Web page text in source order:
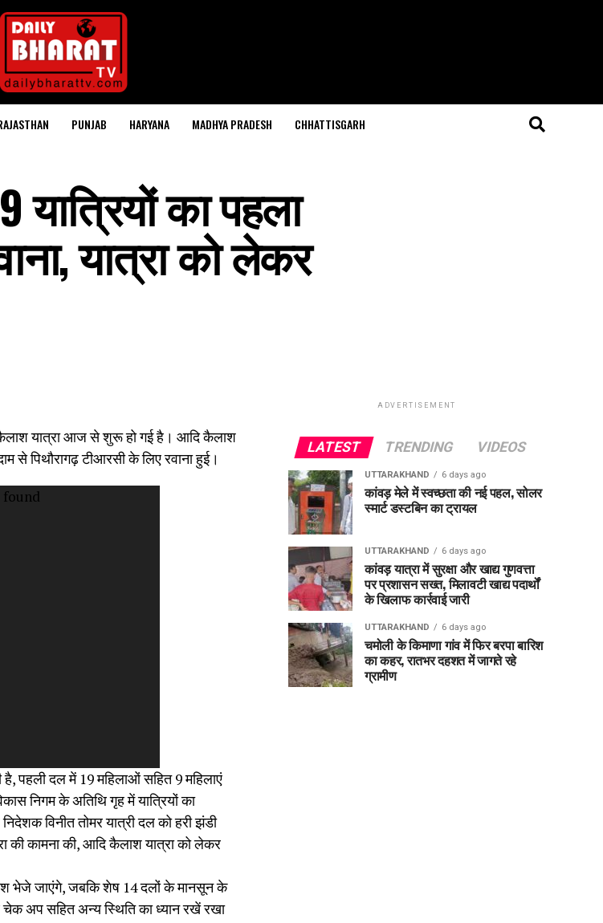
PUNJAB HARYANA MADHYA PRADESH CHHATTISGARH
का पहला
यात्रा को लेकर
यात्रा आज से शुरू हो गई है। आदि कैलाश
से पिथौरागढ़ टीआरसी के लिए रवाना हुई।
पहली दल में 19 महिलाओं सहित 9 महिलाएं
निगम के अतिथि गृह में यात्रियों का
विनीत तोमर यात्री दल को हरी झंडी
की कामना की, आदि कैलाश यात्रा को लेकर
भेजे जाएंगे, जबकि शेष 14 दलों के मानसून के
अप सहित अन्य स्थिति का ध्यान रखें रखा
ADVERTISEMENT
LATEST TRENDING VIDEOS
UTTARAKHAND 6 days ago
कांवड़ मेले में स्वच्छता की नई पहल, सोलर
स्मार्ट डस्टबिन का ट्रायल
UTTARAKHAND 6 days ago
कांवड़ यात्रा में सुरक्षा और खाद्य गुणवत्ता
पर प्रशासन सख्त, मिलावटी खाद्य पदार्थों
के खिलाफ कार्रवाई जारी
UTTARAKHAND 6 days ago
चमोली के किमाणा गांव में फिर बरपा बारिश
का कहर, रातभर दहशत में जागते रहे
ग्रामीण